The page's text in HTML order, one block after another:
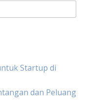
Startup di
dan Peluang